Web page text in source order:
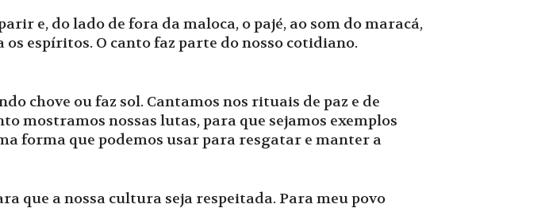
e, do lado de fora da maloca, o pajé, ao som do maracá,
espíritos. O canto faz parte do nosso cotidiano.
chove ou faz sol. Cantamos nos rituais de paz e de
mostramos nossas lutas, para que sejamos exemplos
forma que podemos usar para resgatar e manter a
que a nossa cultura seja respeitada. Para meu povo